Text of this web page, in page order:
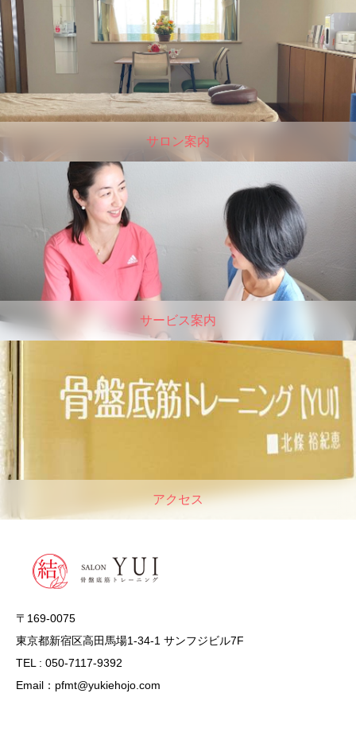
サロン案内
サービス案内
アクセス
〒169-0075
東京都新宿区高田馬場1-34-1 サンフジビル7F
TEL : 050-7117-9392
Email：pfmt@yukiehojo.com